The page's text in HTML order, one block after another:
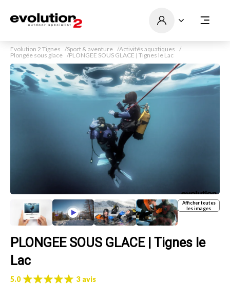
Evolution 2 Tignes Sport & aventure
Activités aquatiques
Plongée sous glace
PLONGEE SOUS GLACE | Tignes le Lac
Afficher toutes
les images
PLONGEE SOUS GLACE | Tignes le
Lac
5.0 3 avis